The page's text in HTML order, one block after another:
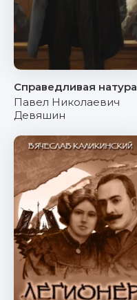
Справедливая натура
Павел Николаевич
Девяшин